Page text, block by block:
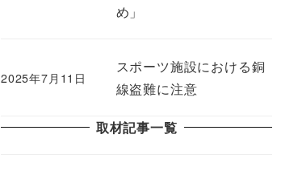
め」
スポーツ施設における銅
線盗難に注意
2025年7月11日
取材記事一覧